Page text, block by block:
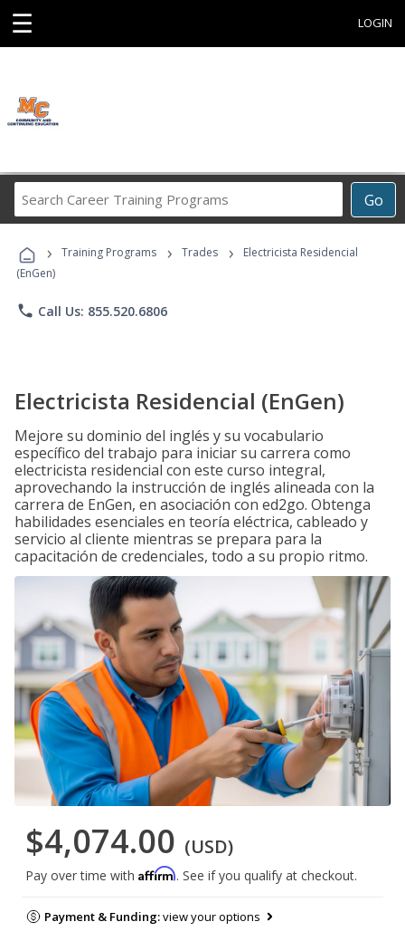
☰ LOGIN
Go
Career
Programs
› Training Programs › Trades ›
Electricista Residencial
(EnGen)
phone Call Us: 855.520.6806
Electricista Residencial (EnGen)
Mejore su dominio del inglés y su vocabulario
específico del trabajo para iniciar su carrera como
electricista residencial con este curso integral,
aprovechando la instrucción de inglés alineada con la
carrera de EnGen, en asociación con ed2go. Obtenga
habilidades esenciales en teoría eléctrica, cableado y
servicio al cliente mientras se prepara para la
capacitación de credenciales, todo a su propio ritmo.
$4,074.00 (USD)
Pay over time with Affirm. See if you qualify at checkout.
Payment & Funding:view your options